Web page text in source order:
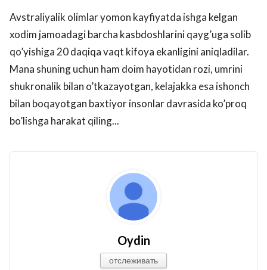
Avstraliyalik olimlar yomon kayfiyatda ishga kelgan
xodim jamoadagi barcha kasbdoshlarini qayg’uga solib
qo’yishiga 20 daqiqa vaqt kifoya ekanligini aniqladilar.
Mana shuning uchun ham doim hayotidan rozi, umrini
shukronalik bilan o’tkazayotgan, kelajakka esa ishonch
bilan boqayotgan baxtiyor insonlar davrasida ko’proq
bo’lishga harakat qiling...
Oydin
отслеживать